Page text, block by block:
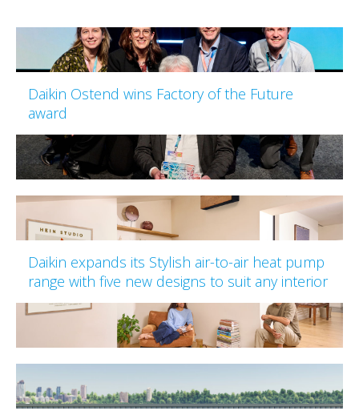
Daikin Ostend wins Factory of the Future
award
Daikin expands its Stylish air-to-air heat pump
range with five new designs to suit any interior